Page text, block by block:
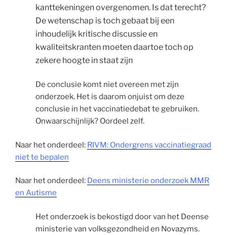
kanttekeningen overgenomen. Is dat terecht?
De wetenschap is toch gebaat bij een
inhoudelijk kritische discussie en
kwaliteitskranten moeten daartoe toch op
zekere hoogte in staat zijn
De conclusie komt niet overeen met zijn
onderzoek. Het is daarom onjuist om deze
conclusie in het vaccinatiedebat te gebruiken.
Onwaarschijnlijk? Oordeel zelf.
Naar het onderdeel: RIVM: Ondergrens vaccinatiegraad
niet te bepalen
Naar het onderdeel: Deens ministerie onderzoek MMR
en Autisme
Het onderzoek is bekostigd door van het Deense
ministerie van volksgezondheid en Novazyms.